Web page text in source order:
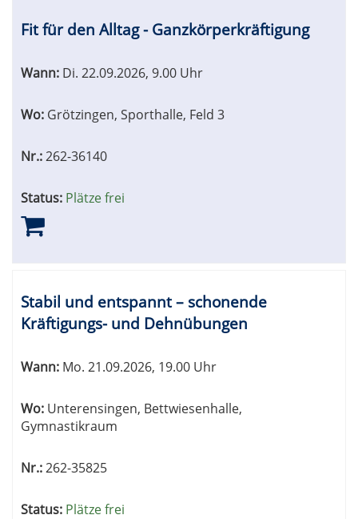
Fit für den Alltag - Ganzkörperkräftigung
Wann: Di. 22.09.2026, 9.00 Uhr
Wo: Grötzingen, Sporthalle, Feld 3
Nr.:262-36140
Status: Plätze frei
Stabil und entspannt – schonende
Kräftigungs- und Dehnübungen
Wann: Mo. 21.09.2026, 19.00 Uhr
Wo: Unterensingen, Bettwiesenhalle,
Gymnastikraum
Nr.:262-35825
Status: Plätze frei